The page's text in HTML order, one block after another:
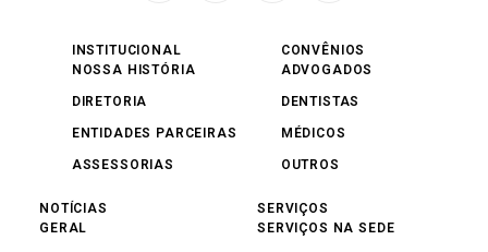
INSTITUCIONAL
NOSSA HISTÓRIA
DIRETORIA
ENTIDADES PARCEIRAS
ASSESSORIAS
CONVÊNIOS
ADVOGADOS
DENTISTAS
MÉDICOS
OUTROS
NOTÍCIAS
GERAL
SERVIÇOS
SERVIÇOS NA SEDE